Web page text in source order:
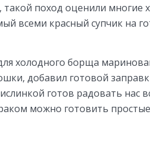
такой поход оценили
всеми красный супчик на
холодного борща
добавил готовой
готов радовать нас
можно готовить